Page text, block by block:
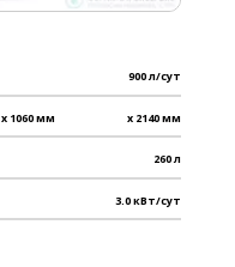
900 л/сут
x 1060 мм x 2140 мм
260 л
3.0 кВт/сут